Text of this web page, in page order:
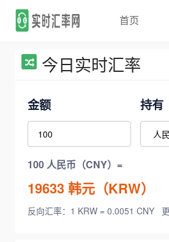
首页
今日实时汇率
金额 持有
100 人民币（CNY）=
19633韩元（KRW）
反向汇率：1 KRW = 0.0051 CNY